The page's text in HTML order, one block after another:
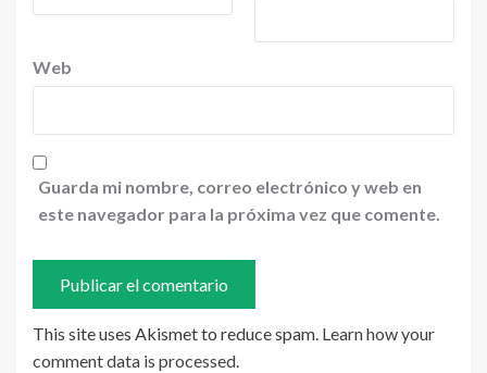
Web
Guarda mi nombre, correo electrónico y web en
este navegador para la próxima vez que comente.
This site uses Akismet to reduce spam. Learn how your
comment data is processed.